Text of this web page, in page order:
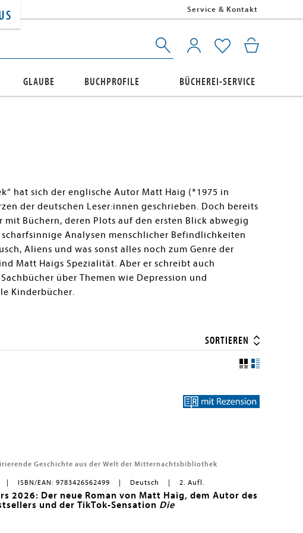
Service & Kontakt
GLAUBE BUCHPROFILE BÜCHEREI-SERVICE
hat sich der englische Autor Matt Haig (*1975 in
der deutschen Leser:innen geschrieben. Doch bereits
Büchern, deren Plots auf den ersten Blick abwegig
Analysen menschlicher Befindlichkeiten
Aliens und was sonst alles noch zum Genre der
Matt Haigs Spezialität. Aber er schreibt auch
über Themen wie Depression und
Kinderbücher.
SORTIEREN
Geschichte aus der Welt der Mitternachtsbibliothek
ISBN/EAN: 9783426562499 Deutsch 2. Aufl.
2026: Der neue Roman von Matt Haig, dem Autor des
und der TikTok-Sensation Die
Zeitraffer an dir vorbei. Was würdest du noch einmal